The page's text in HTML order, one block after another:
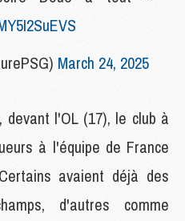
March 24, 2025
l'OL (17), le club à
à l'équipe de France
avaient déjà des
d'autres comme